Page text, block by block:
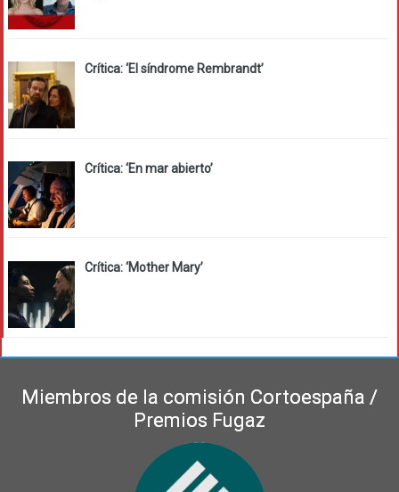
Crítica: ‘El síndrome Rembrandt’
Crítica: ‘En mar abierto’
Crítica: ‘Mother Mary’
Miembros de la comisión Cortoespaña /
Premios Fugaz